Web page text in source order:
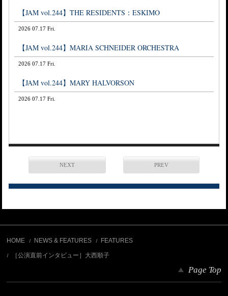
【JAM vol.244】THE RESIDENTS：ESKIMO
2026 07.17 Fri.
【JAM vol.244】MARIA SCHNEIDER ORCHESTRA
2026 07.17 Fri.
【JAM vol.244】MARY HALVORSON
2026 07.17 Fri.
NEXT PREV
HOME NEWS & FEATURES FEATURES
［公演直前インタビュー］大西順子
Page Top